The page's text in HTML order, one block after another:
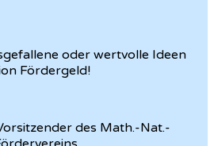
oder wertvolle Ideen
Fördergeld!
des Math.-Nat.-